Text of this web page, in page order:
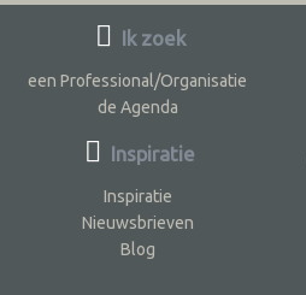
Ik zoek
een Professional/Organisatie
de Agenda
Inspiratie
Inspiratie
Nieuwsbrieven
Blog